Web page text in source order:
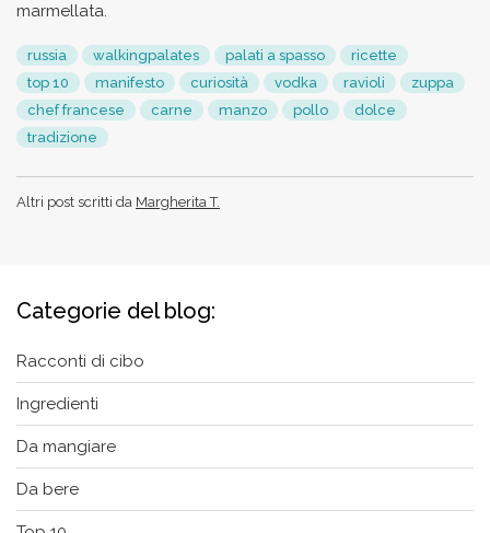
marmellata.
russia walkingpalates palati a spasso
ricette
top 10
manifesto curiosità vodka ravioli
zuppa
chef francese
carne manzo pollo
dolce
tradizione
Altri post scritti da Margherita T.
Categorie del blog:
Racconti di cibo
Ingredienti
Da mangiare
Da bere